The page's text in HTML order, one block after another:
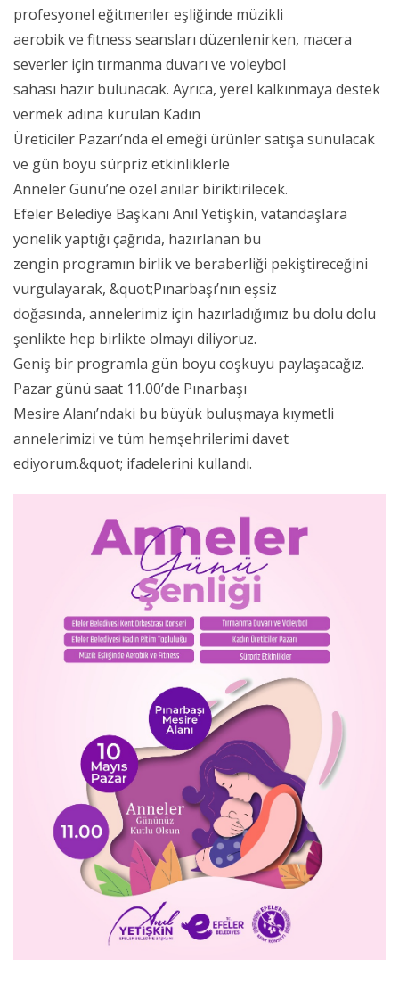
profesyonel eğitmenler eşliğinde müzikli
aerobik ve fitness seansları düzenlenirken, macera
severler için tırmanma duvarı ve voleybol
sahası hazır bulunacak. Ayrıca, yerel kalkınmaya destek
vermek adına kurulan Kadın
Üreticiler Pazarı’nda el emeği ürünler satışa sunulacak
ve gün boyu sürpriz etkinliklerle
Anneler Günü’ne özel anılar biriktirilecek.
Efeler Belediye Başkanı Anıl Yetişkin, vatandaşlara
yönelik yaptığı çağrıda, hazırlanan bu
zengin programın birlik ve beraberliği pekiştireceğini
vurgulayarak, &quot;Pınarbaşı’nın eşsiz
doğasında, annelerimiz için hazırladığımız bu dolu dolu
şenlikte hep birlikte olmayı diliyoruz.
Geniş bir programla gün boyu coşkuyu paylaşacağız.
Pazar günü saat 11.00’de Pınarbaşı
Mesire Alanı’ndaki bu büyük buluşmaya kıymetli
annelerimizi ve tüm hemşehrilerimi davet
ediyorum.&quot; ifadelerini kullandı.